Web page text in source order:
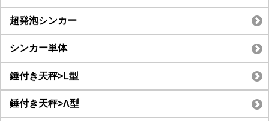
超発泡シンカー
シンカー単体
錘付き天秤>L型
錘付き天秤>Λ型